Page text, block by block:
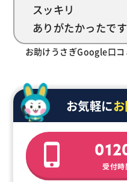
スッキリ
ありがたかったです
お助けうさぎGoogle口コ
お気軽に
受付